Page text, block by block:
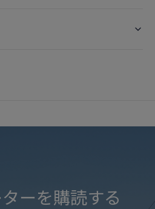
ーを購読する